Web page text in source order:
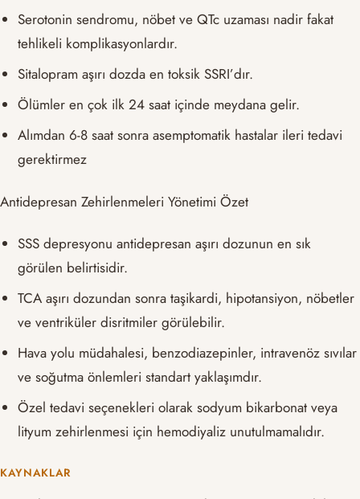
Serotonin sendromu, nöbet ve QTc uzaması nadir fakat
tehlikeli komplikasyonlardır.
Sitalopram aşırı dozda en toksik SSRI’dır.
Ölümler en çok ilk 24 saat içinde meydana gelir.
Alımdan 6-8 saat sonra asemptomatik hastalar ileri tedavi
gerektirmez
Antidepresan Zehirlenmeleri Yönetimi Özet
SSS depresyonu antidepresan aşırı dozunun en sık
görülen belirtisidir.
TCA aşırı dozundan sonra taşikardi, hipotansiyon, nöbetler
ve ventriküler disritmiler görülebilir.
Hava yolu müdahalesi, benzodiazepinler, intravenöz sıvılar
ve soğutma önlemleri standart yaklaşımdır.
Özel tedavi seçenekleri olarak sodyum bikarbonat veya
lityum zehirlenmesi için hemodiyaliz unutulmamalıdır.
KAYNAKLAR